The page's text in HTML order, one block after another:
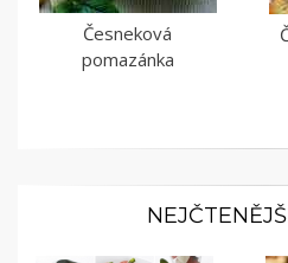
Česneková
pomazánka